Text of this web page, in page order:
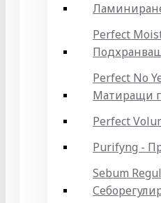
Perfect
Perfect No
Матиращи
Perfect
Purifyng -
Sebum